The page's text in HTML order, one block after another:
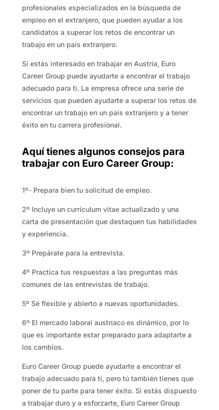
profesionales especializados en la búsqueda de
empleo en el extranjero, que pueden ayudar a los
candidatos a superar los retos de encontrar un
trabajo en un país extranjero.
Si estás interesado en trabajar en Austria, Euro
Career Group puede ayudarte a encontrar el trabajo
adecuado para ti. La empresa ofrece una serie de
servicios que pueden ayudarte a superar los retos de
encontrar un trabajo en un país extranjero y a tener
éxito en tu carrera profesional.
Aquí tienes algunos consejos para
trabajar con Euro Career Group:
1º- Prepara bien tu solicitud de empleo.
2º Incluye un currículum vitae actualizado y una
carta de presentación que destaquen tus habilidades
y experiencia.
3º Prepárate para la entrevista.
4º Practica tus respuestas a las preguntas más
comunes de las entrevistas de trabajo.
5º Sé flexible y abierto a nuevas oportunidades.
6º El mercado laboral austriaco es dinámico, por lo
que es importante estar preparado para adaptarte a
los cambios.
Euro Career Group puede ayudarte a encontrar el
trabajo adecuado para ti, pero tú también tienes que
poner de tu parte para tener éxito. Si estás dispuesto
a trabajar duro y a esforzarte, Euro Career Group